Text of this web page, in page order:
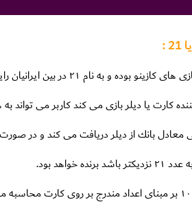
:
و به نام ٢١ در بين ايرانيان رايج مى باشد.
كارت يا ديلر بازى مى كند كاربر مى
بانك از ديلر دريافت مى كند و در
بود.